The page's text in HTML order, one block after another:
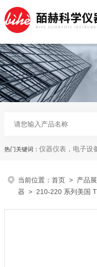
热门关键词： 仪器仪表，电子设备，机械设
当前位置：首页 > 产品
器 > 210-220 系列美国